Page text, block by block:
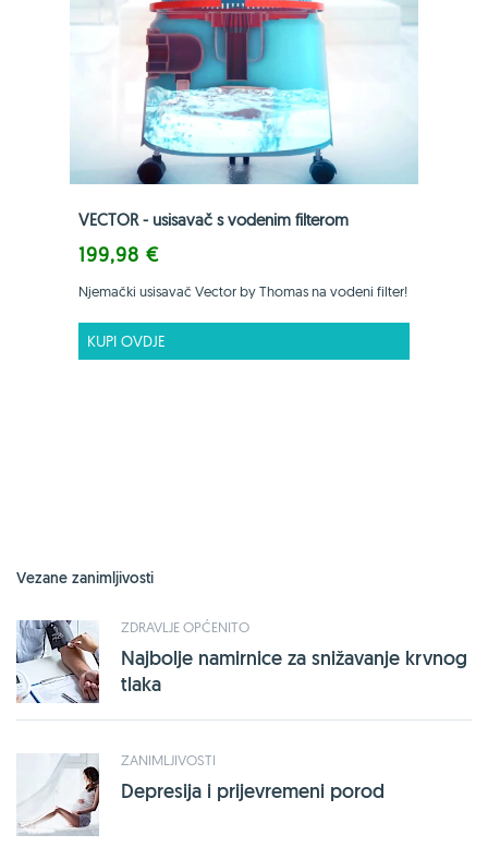
VECTOR - usisavač s vodenim filterom
199,98 €
Njemački usisavač Vector by Thomas na vodeni filter!
KUPI OVDJE
Vezane zanimljivosti
ZDRAVLJE OPĆENITO
Najbolje namirnice za snižavanje krvnog
tlaka
ZANIMLJIVOSTI
Depresija i prijevremeni porod